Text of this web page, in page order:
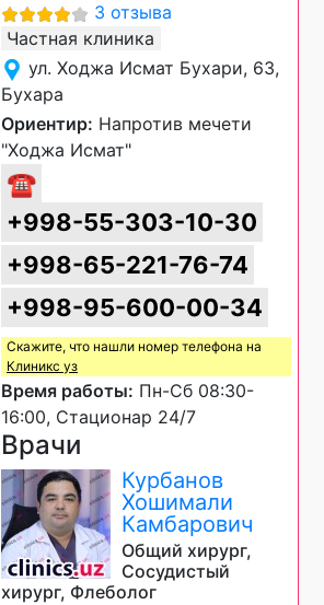
3 отзыва
Частная клиника
ул. Ходжа Исмат Бухари, 63,
Бухара
Ориентир: Напротив мечети
"Ходжа Исмат"
☎
+998-55-303-10-30
+998-65-221-76-74
+998-95-600-00-34
Скажите, что нашли номер телефона на
Клиникс уз
Время работы: Пн-Сб 08:30-
16:00, Стационар 24/7
Врачи
Курбанов
Хошимали
Камбарович
Общий хирург,
Сосудистый
хирург, Флеболог